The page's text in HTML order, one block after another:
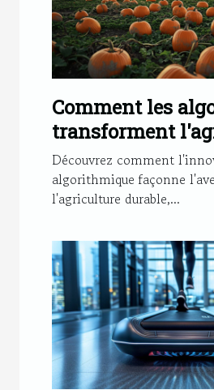
Comment les
transforment
des citrouilles
durable
Découvrez comment
algorithmique façonne
l'agriculture durable,...